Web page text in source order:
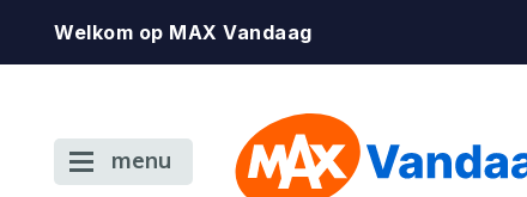
Welkom op MAX Vandaag
menu